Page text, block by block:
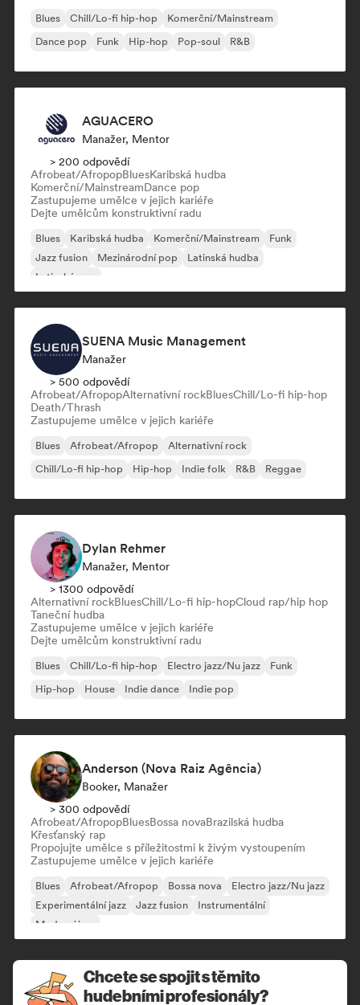
Blues Chill/Lo-fi hip-hop
Komerční/Mainstream
Dance pop
Funk Hip-hop Pop-soul R&B
AGUACERO
Manažer, Mentor
> 200 odpovědí
Afrobeat/AfropopBluesKaribská hudba
Komerční/MainstreamDance pop
Zastupujeme umělce v jejich kariéře
Dejte umělcům konstruktivní radu
Blues Karibská hudba Komerční/Mainstream
Funk
Jazz fusion
Mezinárodní pop
Latinská hudba
Latinský pop
SUENA Music Management
Manažer
> 500 odpovědí
Afrobeat/AfropopAlternativní rockBluesChill/Lo-fi hip-hop
Death/Thrash
Zastupujeme umělce v jejich kariéře
Blues Afrobeat/Afropop
Alternativní rock
Chill/Lo-fi hip-hop
Hip-hop Indie folk R&B Reggae
Dylan Rehmer
Manažer, Mentor
> 1300 odpovědí
Alternativní rockBluesChill/Lo-fi hip-hopCloud rap/hip hop
Taneční hudba
Zastupujeme umělce v jejich kariéře
Dejte umělcům konstruktivní radu
Blues Chill/Lo-fi hip-hop Electro jazz/Nu jazz
Funk
Hip-hop
House Indie dance Indie pop
Anderson (Nova Raiz Agência)
Booker, Manažer
> 300 odpovědí
Afrobeat/AfropopBluesBossa novaBrazilská hudba
Křesťanský rap
Propojujte umělce s příležitostmi k živým vystoupením
Zastupujeme umělce v jejich kariéře
Blues Afrobeat/Afropop Bossa nova
Electro jazz/Nu jazz
Experimentální jazz
Jazz fusion
Instrumentální
Moderní jazz
Chcete se spojit s těmito
hudebními profesionály?